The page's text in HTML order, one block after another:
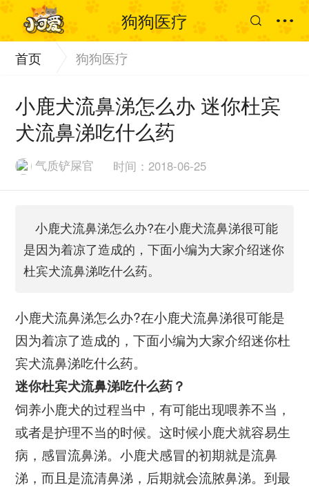
狗狗医疗
首页 狗狗医疗
小鹿犬流鼻涕怎么办 迷你杜宾
犬流鼻涕吃什么药
气质铲屎官 时间：2018-06-25
小鹿犬流鼻涕怎么办?在小鹿犬流鼻涕很可能
是因为着凉了造成的，下面小编为大家介绍迷你
杜宾犬流鼻涕吃什么药。
小鹿犬流鼻涕怎么办?在小鹿犬流鼻涕很可能是
因为着凉了造成的，下面小编为大家介绍迷你杜
宾犬流鼻涕吃什么药。
迷你杜宾犬流鼻涕吃什么药？
饲养小鹿犬的过程当中，有可能出现喂养不当，
或者是护理不当的时候。这时候小鹿犬就容易生
病，感冒流鼻涕。小鹿犬感冒的初期就是流鼻
涕，而且是流清鼻涕，后期就会流脓鼻涕。到最